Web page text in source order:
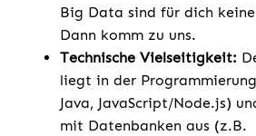
Big Data sind für dich
Dann komm zu uns.
Technische Vielseitigkeit:
liegt in der
Java, JavaScript/Node.js)
mit Datenbanken aus (z.B.